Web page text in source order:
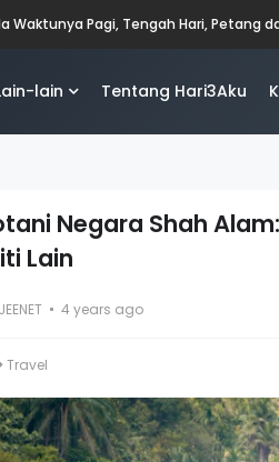
Waktunya Pagi, Tengah Hari, Petang
lain Tentang Hari3Aku
Negara Shah
Lain
4 years ago
Travel